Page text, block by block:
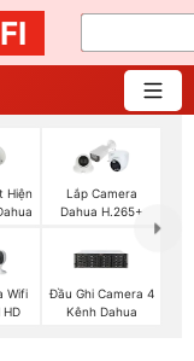
Hiện
Lắp Camera
Dahua H.265+
Wifi
HD
Đầu Ghi Camera 4
Kênh Dahua